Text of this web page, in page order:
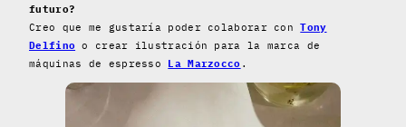
futuro?
Creo que me gustaría poder colaborar conTony
Delfino o crear ilustración para la marca de
máquinas de espresso La Marzocco .